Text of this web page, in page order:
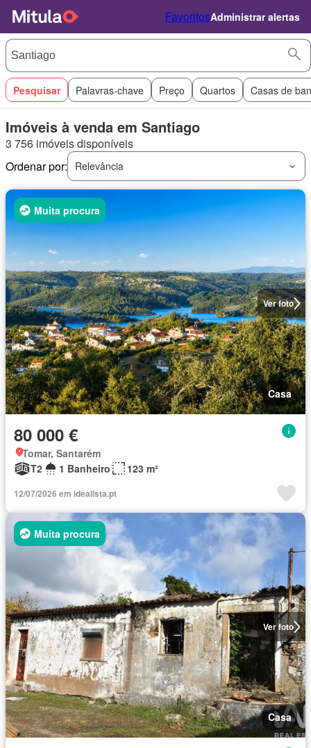
FavoritosAdministrar alertas
Pesquisar Palavras-chave Preço Quartos Casas de
Imóveis à venda em Santiago
3 756 imóveis disponíveis
Ordenar por:
Relevância
Ver foto
Muita procura
Casa
80 000 €
Tomar, Santarém
T2
1 Banheiro 123 m²
12/07/2026 em idealista.pt
Ver foto
Muita procura
Casa